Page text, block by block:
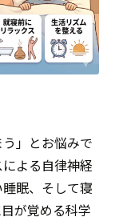
」とお悩みで
よる自律神経
眠、そして寝
が覚める科学